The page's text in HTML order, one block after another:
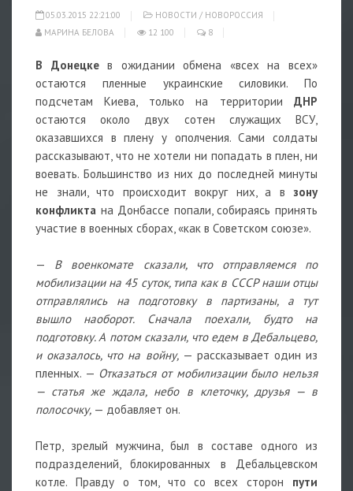
05.03.2015 22:21:00 НОВОСТИ / НОВОРОССИЯ
МАРИНА БЕЛОВА
12 100 8
В Донецкев ожидании обмена «всех на всех»
остаются пленные украинские силовики. По
подсчетам Киева, только на территории ДНР
остаются около двух сотен служащих ВСУ,
оказавшихся в плену у ополчения. Сами солдаты
рассказывают, что не хотели ни попадать в плен, ни
воевать. Большинство из них до последней минуты
не знали, что происходит вокруг них, а в зону
конфликта на Донбассе попали, собираясь принять
участие в военных сборах, «как в Советском союзе».
— В военкомате сказали, что отправляемся по
мобилизации на 45 суток, типа как в СССР наши отцы
отправлялись на подготовку в партизаны, а тут
вышло наоборот. Сначала поехали, будто на
подготовку. А потом сказали, что едем в Дебальцево,
и оказалось, что на войну,— рассказывает один из
пленных. — Отказаться от мобилизации было нельзя
— статья же ждала, небо в клеточку, друзья — в
полосочку, — добавляет он.
Петр, зрелый мужчина, был в составе одного из
подразделений, блокированных в Дебальцевском
котле. Правду о том, что со всех сторон пути